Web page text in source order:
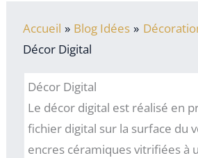
Accueil Blog Idées
Décor Digital
Décor Digital
Le décor digital est réalisé en
fichier digital sur la surface du
encres céramiques vitrifiées à